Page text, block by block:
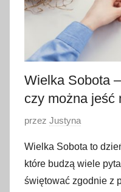
Wielka Sobota
czy można jeść
O
u
b
l
przez Justyna
Wielka Sobota to
które budzą wiele
świętować zgodnie z